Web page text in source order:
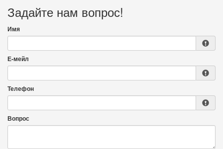
Задайте нам вопрос!
Имя
Е-мейл
Телефон
Вопрос